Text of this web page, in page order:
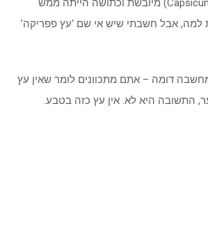
פשוט גמבה אדומה (Capsicum) מיובשת וכתושה הייתה ממש
למה, אבל חשבתי שיש אי שם ‘עץ פפריקה’
דומה – אתם מתכוונים לומר שאין עץ
התשובה היא לא. אין עץ כזה בטבע.